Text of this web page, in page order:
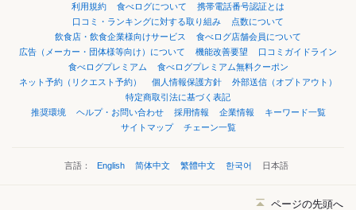
利用規約 食べログについて
携帯電話番号認証とは
口コミ・ランキングに対する取り組み
点数について
飲食店・飲食企業様向けサービス
食べログ店舗会員について
広告（メーカー・団体様等向け）について
機能改善要望
口コミガイドライン
食べログプレミアム
食べログプレミアム無料クーポン
ネット予約（リクエスト予約）
個人情報保護方針
外部送信（オプトアウト）
特定商取引法に基づく表記
推奨環境
ヘルプ・お問い合わせ 採用情報 企業情報
キーワード一覧
サイトマップ
チェーン一覧
言語： English 简体中文 繁體中文 한국어 日本語
ページの先頭へ